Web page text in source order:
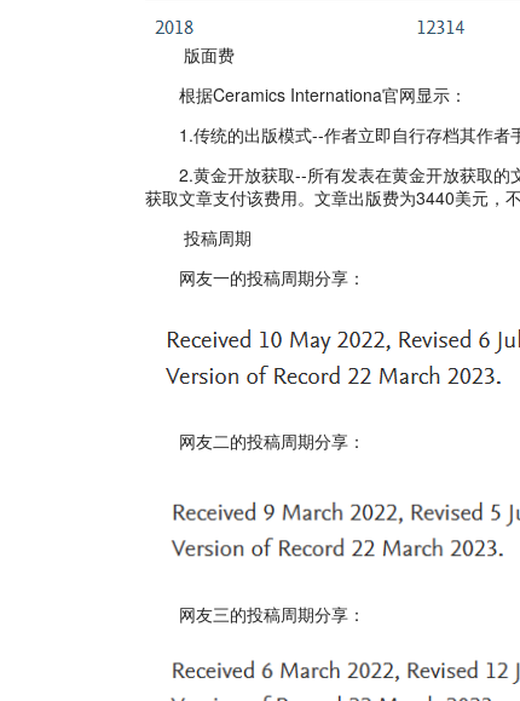
版面费
根据Ceramics Internationa官网显示：
1.传统的出版模式--作者立即自行存档其作者
2.黄金开放获取--所有发表在黄金开放获取的
获取文章支付该费用。文章出版费为3440美元，不
投稿周期
网友一的投稿周期分享：
网友二的投稿周期分享：
网友三的投稿周期分享：